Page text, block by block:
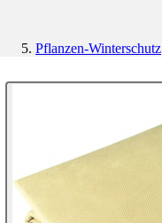
Pflanzen-Winterschutz